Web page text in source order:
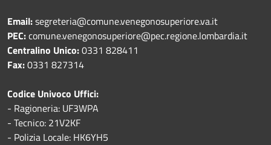
Email:segreteria@comune.venegonosuperiore.va.it
PEC:comune.venegonosuperiore@pec.regione.lombardia.it
Centralino Unico:0331 828411
Fax:0331 827314
Codice Univoco Uffici:
- Ragioneria: UF3WPA
- Tecnico: 21V2KF
- Polizia Locale: HK6YH5